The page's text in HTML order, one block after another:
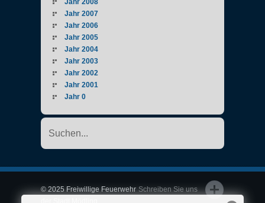
Jahr 2008
Jahr 2007
Jahr 2006
Jahr 2005
Jahr 2004
Jahr 2003
Jahr 2002
Jahr 2001
Jahr 0
Schreiben Sie uns
© 2025 Freiwillige Feuerwehr